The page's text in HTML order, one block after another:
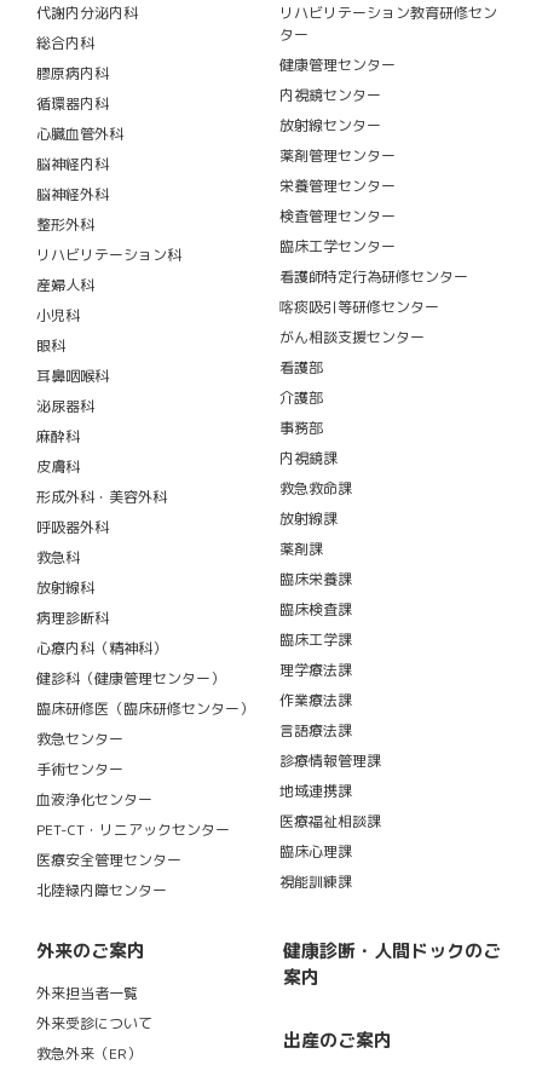
代謝内分泌内科
総合内科
膠原病内科
循環器内科
心臓血管外科
脳神経内科
脳神経外科
整形外科
リハビリテーション科
産婦人科
小児科
眼科
耳鼻咽喉科
泌尿器科
麻酔科
皮膚科
形成外科・美容外科
呼吸器外科
救急科
放射線科
病理診断科
心療内科（精神科）
健診科（健康管理センター）
臨床研修医（臨床研修センター）
救急センター
手術センター
血液浄化センター
PET-CT・リニアックセンター
医療安全管理センター
北陸緑内障センター
リハビリテーション教育研修セン
ター
健康管理センター
内視鏡センター
放射線センター
薬剤管理センター
栄養管理センター
検査管理センター
臨床工学センター
看護師特定行為研修センター
喀痰吸引等研修センター
がん相談支援センター
看護部
介護部
事務部
内視鏡課
救急救命課
放射線課
薬剤課
臨床栄養課
臨床検査課
臨床工学課
理学療法課
作業療法課
言語療法課
診療情報管理課
地域連携課
医療福祉相談課
臨床心理課
視能訓練課
外来のご案内
外来担当者一覧
外来受診について
救急外来（ER）
健康診断・人間ドックのご
案内
出産のご案内